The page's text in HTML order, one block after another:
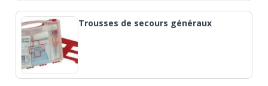
Trousses de secours généraux